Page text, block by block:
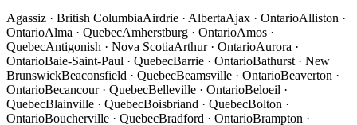
Agassiz · British ColumbiaAirdrie · AlbertaAjax · OntarioAlliston ·
OntarioAlma · QuebecAmherstburg · OntarioAmos ·
QuebecAntigonish · Nova ScotiaArthur· OntarioAurora ·
OntarioBaie-Saint-Paul · QuebecBarrie · OntarioBathurst· New
BrunswickBeaconsfield · QuebecBeamsville · OntarioBeaverton ·
OntarioBecancour· QuebecBelleville · OntarioBeloeil ·
QuebecBlainville · QuebecBoisbriand · QuebecBolton ·
OntarioBoucherville · QuebecBradford · OntarioBrampton ·